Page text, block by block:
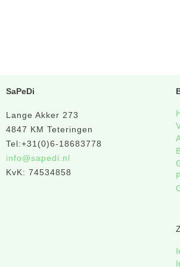
SaPeDi
Lange Akker 273
4847 KM Teteringen
Tel:+31(0)6-18683778
info@sapedi.nl
KvK: 74534858